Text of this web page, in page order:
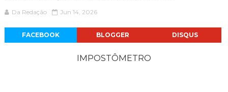
Da Redação Jun 14, 2026
FACEBOOK BLOGGER DISQUS
IMPOSTÔMETRO